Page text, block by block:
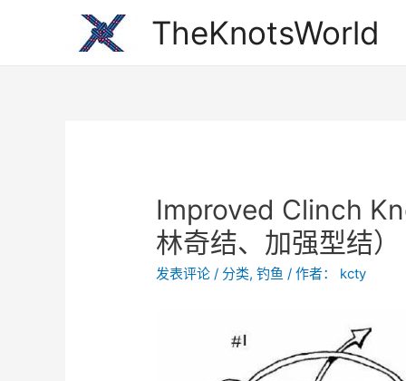
TheKnotsWorld
Improved Clinch
林奇结、加强型结）
发表评论 /分类,钓鱼 / 作者： kcty